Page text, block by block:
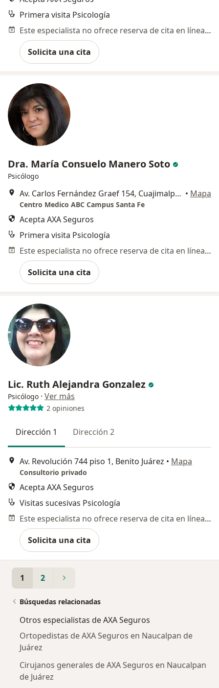
Primera visita Psicología
Este especialista no ofrece reserva de cita en línea en esta dirección.
Solicita una cita
Dra. María Consuelo Manero Soto
Psicólogo
Av. Carlos Fernández Graef 154, Cuajimalpa de Morelos • Mapa
Centro Medico ABC Campus Santa Fe
Acepta AXA Seguros
Primera visita Psicología
Este especialista no ofrece reserva de cita en línea en esta dirección.
Solicita una cita
Lic. Ruth Alejandra Gonzalez
Psicólogo · Ver más
2 opiniones
Dirección 1 Dirección 2
Av. Revolución 744 piso 1, Benito Juárez • Mapa
Consultorio privado
Acepta AXA Seguros
Visitas sucesivas Psicología
Este especialista no ofrece reserva de cita en línea en esta dirección.
Solicita una cita
1 2
Búsquedas relacionadas
Otros especialistas de AXA Seguros
Ortopedistas de AXA Seguros en Naucalpan de
Juárez
Cirujanos generales de AXA Seguros en Naucalpan
de Juárez